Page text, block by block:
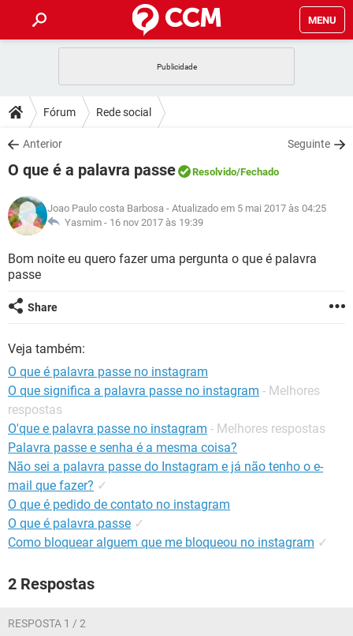
MENU
CELULAR
OUTLOOK
INSTAGRAM GMAIL
GUIA DE COMPRAS
DICAS
JOGOS
INSTAGRAM GMAIL
GUIA DE COMPRAS
DOWNLOADS
JOGOS WHATSAPP
CELULAR
OUTLOOK EXCEL
INSTAGRAM
GUIA DE COMPRAS
FÓRUM
JOGOS WHATSAPP
CELULAR
OUTLOOK EXCEL
GLOSSÁRIO
CELULAR
OUTLOOK
GUIA DE COMPRAS
Fórum Rede social
Anterior Seguinte
O que é a palavra passe Resolvido/Fechado
Joao Paulo costa Barbosa - Atualizado em 5 mai 2017 às 04:25
Yasmim - 16 nov 2017 às 19:39
Bom noite eu quero fazer uma pergunta o que é palavra
passe
Share
Veja também:
O que é palavra passe no instagram
O que significa a palavra passe no instagram - Melhores
respostas
O'que e palavra passe no instagram - Melhores respostas
Palavra passe e senha é a mesma coisa?
Não sei a palavra passe do Instagram e já não tenho o e-
mail que fazer? ✓
O que é pedido de contato no instagram
O que é palavra passe ✓
Como bloquear alguem que me bloqueou no instagram ✓
2 Respostas
RESPOSTA 1 / 2